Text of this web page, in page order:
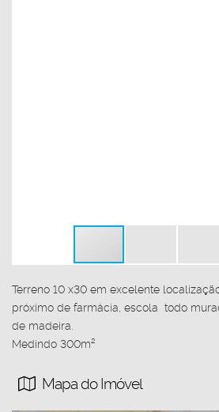
Terreno 10 x30 em excelente
próximo de farmácia, escola todo
de madeira.
Medindo 300m²
Mapa do Imóvel